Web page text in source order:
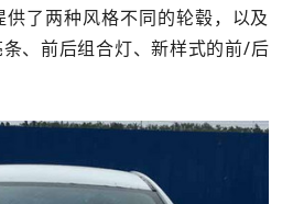
了两种风格不同的轮毂，以及
、前后组合灯、新样式的前/后